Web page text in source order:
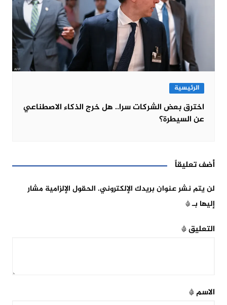
الرئيسية
اخترق بعض الشركات سرا.. هل خرج الذكاء الاصطناعي
عن السيطرة؟
أضف تعليقاً
لن يتم نشر عنوان بريدك الإلكتروني. الحقول الإلزامية مشار
إليها بـ*
التعليق*
الاسم*